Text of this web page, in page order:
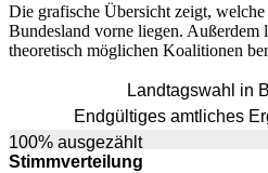
Die grafische Übersicht zeigt, welche
Bundesland vorne liegen. Außerdem
theoretisch möglichen Koalitionen
Landtagswahl in
Endgültiges amtliches
100% ausgezählt
Stimmverteilung